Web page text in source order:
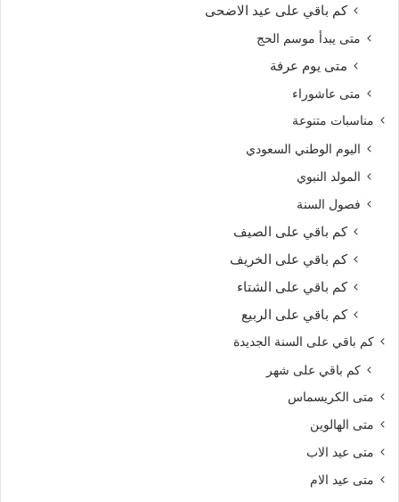
كم باقي على عيد الاضحى
متى يبدأ موسم الحج
متى يوم عرفة
متى عاشوراء
مناسبات متنوعة
اليوم الوطني السعودي
المولد النبوي
فصول السنة
كم باقي على الصيف
كم باقي على الخريف
كم باقي على الشتاء
كم باقي على الربيع
كم باقي على السنة الجديدة
كم باقي على شهر
متى الكريسماس
متى الهالوين
متى عيد الاب
متى عيد الام